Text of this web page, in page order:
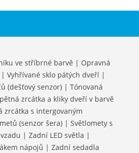
ve stříbrné barvě | Opravná
Vyhřívané sklo pátých dveří |
(dešťový senzor) | Tónovaná
zrcátka a kliky dveří v barvě
zrcátka s intergovaným
(senzor šera) | Světlomety s
| Zadní LED světla |
nápojů | Zadní sedadla